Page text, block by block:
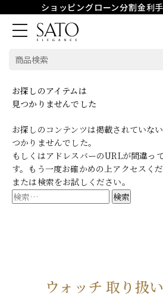
content
ショッピングローン分割金利
検
お探しのアイテムは
見つかりませんでした
お探しのコンテンツは掲載されていな
つかりませんでした。
もしくはアドレスバーのURLが間違っ
す。もう一度お確かめの上アクセスくだ
または検索をお試しください。
検
索:
ウォッチ 取り扱